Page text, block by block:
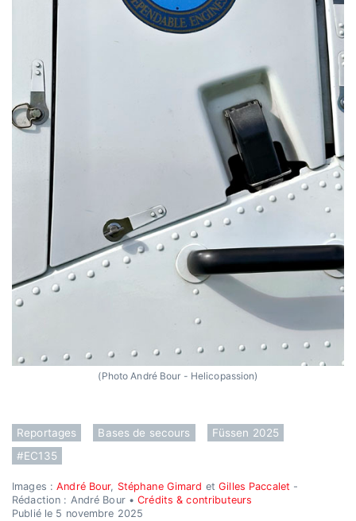
(Photo André Bour - Helicopassion)
Reportages Bases de secours
Füssen 2025
#EC135
Images :André Bour, Stéphane Gimard etGilles Paccalet -
Rédaction : André Bour •Crédits & contributeurs
Publié le 5 novembre 2025